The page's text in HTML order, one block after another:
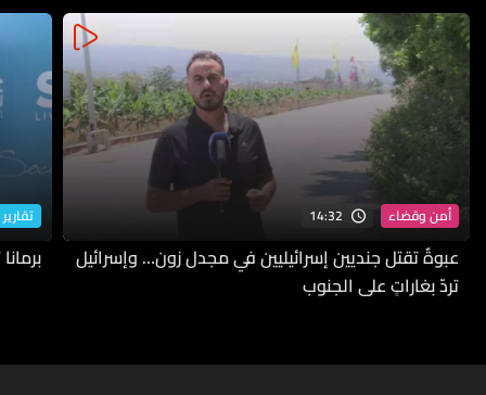
أمن وقضاء 14:32
عبوةٌ تقتل جنديين إسرائيليين في مجدل زون… وإسرائيل
تردّ بغاراتٍ على الجنوب